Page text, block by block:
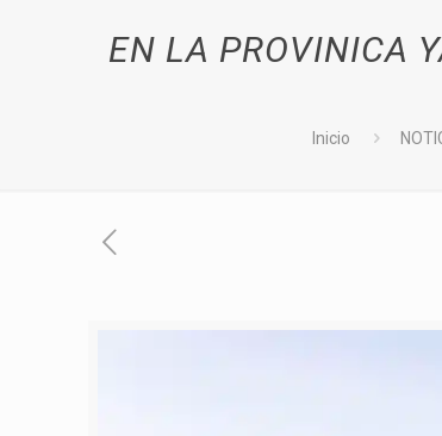
EN LA PROVINICA
Inicio